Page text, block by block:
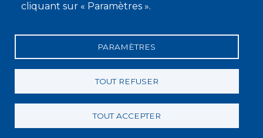
cliquant sur « Paramètres ».
PARAMÈTRES
TOUT REFUSER
TOUT ACCEPTER
Mentions légales
Conditions générales de vente